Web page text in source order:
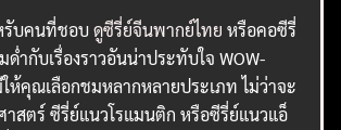
รับคนที่ชอบดูซีรี่ย์จีนพากย์ไทย หรือคอซีรี่
ำกับเรื่องราวอันน่าประทับใจ WOW-
ให้คุณเลือกชมหลากหลายประเภท ไม่ว่าจะ
าสตร์ ซีรี่ย์แนวโรแมนติก หรือซีรี่ย์แนวแอ็